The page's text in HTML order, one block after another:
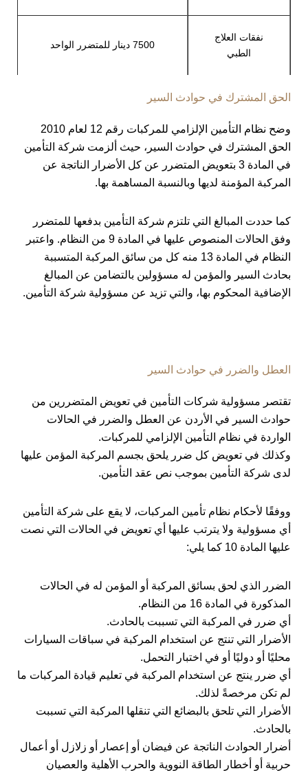
نفقات العلاج
الطبي
7500 دينار للمتضرر الواحد
الحق المشترك في حوادث السير
وضح نظام التأمين الإلزامي للمركبات رقم 12 لعام 2010
الحق المشترك في حوادث السير، حيث ألزمت شركة التأمين
في المادة 3 بتعويض المتضرر عن كل الأضرار الناتجة عن
المركبة المؤمنة لديها وبالنسبة المساهمة بها.
كما حددت المبالغ التي تلتزم شركة التأمين بدفعها للمتضرر
وفق الحالات المنصوص عليها في المادة 9 من النظام. واعتبر
النظام في المادة 13 منه كل من سائق المركبة المتسببة
بحادث السير والمؤمن له مسؤولين بالتضامن عن المبالغ
الإضافية المحكوم بها، والتي تزيد عن مسؤولية شركة التأمين.
العطل والضرر في حوادث السير
تقتصر مسؤولية شركات التأمين في تعويض المتضررين من
حوادث السير في الأردن عن العطل والضرر في الحالات
الواردة في نظام التأمين الإلزامي للمركبات.
وكذلك في تعويض كل ضرر يلحق بجسم المركبة المؤمن عليها
لدى شركة التأمين بموجب نص عقد التأمين.
ووفقًا لأحكام نظام تأمين المركبات، لا يقع على شركة التأمين
أي مسؤولية ولا يترتب عليها أي تعويض في الحالات التي نصت
عليها المادة 10 كما يلي:
الضرر الذي لحق بسائق المركبة أو المؤمن له في الحالات
المذكورة في المادة 16 من النظام.
أي ضرر في المركبة التي تسببت بالحادث.
الأضرار التي تنتج عن استخدام المركبة في سباقات السيارات
محليًا أو دوليًا أو في اختبار التحمل.
أي ضرر ينتج عن استخدام المركبة في تعليم قيادة المركبات ما
لم تكن مرخصةً لذلك.
الأضرار التي تلحق بالبضائع التي تنقلها المركبة التي تسببت
بالحادث.
أضرار الحوادث الناتجة عن فيضان أو إعصار أو زلازل أو أعمال
حربية أو أخطار الطاقة النووية والحرب الأهلية والعصيان